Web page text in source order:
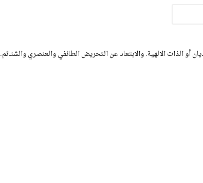
أو الذات الالهية. والابتعاد عن التحريض الطائفي والعنصري والشتائم.